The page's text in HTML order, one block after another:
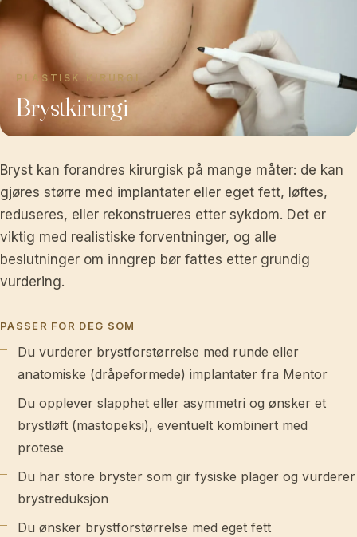
PLASTISK KIRURGI
Brystkirurgi
Bryst kan forandres kirurgisk på mange måter: de kan
gjøres større med implantater eller eget fett, løftes,
reduseres, eller rekonstrueres etter sykdom. Det er
viktig med realistiske forventninger, og alle
beslutninger om inngrep bør fattes etter grundig
vurdering.
PASSER FOR DEG SOM
Du vurderer brystforstørrelse med runde eller
anatomiske (dråpeformede) implantater fra Mentor
Du opplever slapphet eller asymmetri og ønsker et
brystløft (mastopeksi), eventuelt kombinert med
protese
Du har store bryster som gir fysiske plager og vurderer
brystreduksjon
Du ønsker brystforstørrelse med eget fett